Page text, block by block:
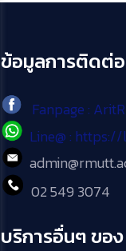
ข้อมูลการติดต่อ
Fanpage :
Line@ :
02 549 3074
บริการอื่นๆ ขอ